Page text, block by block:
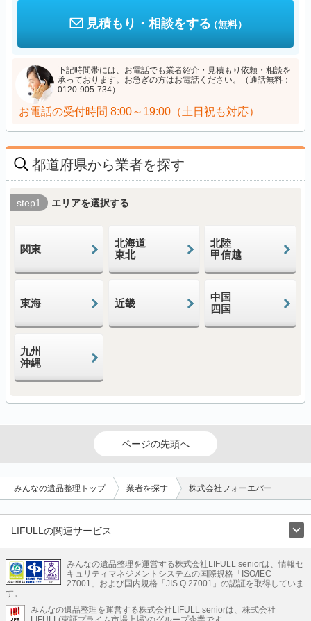
見積もり・相談をする（無料）
下記時間帯には、お電話でも業者紹介・見積もり依頼・相談を
承っております。お急ぎの方はお電話ください。（通話無料：
0120-905-734）
お電話の受付時間 8:00～19:00（土日祝も対応）
都道府県から業者を探す
step1 エリアを選択する
関東
北海道
東北
北陸
甲信越
東海 近畿
中国
四国
九州
沖縄
ページの先頭へ
みんなの遺品整理トップ 業者を探す 株式会社フォーエバー
LIFULLの関連サービス
不動産・住宅
引越し 老人ホーム 地方創生 ママの就労支援
不動産クラウドファンディング 遺品整理 老後の暮らし情報
LIFULL HOME'Sのサービス
みんなの遺品整理を運営する株式会社LIFULL seniorは、情報セ
キュリティマネジメントシステムの国際規格「ISO/IEC
27001」および国内規格「JIS Q 27001」の認証を取得していま
す。
みんなの遺品整理を運営する株式会社LIFULL seniorは、株式会社